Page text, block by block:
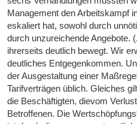
Management den Arbeitskampf
eskaliert hat, sowohl durch
durch unzureichende Angebote.
ihrerseits deutlich bewegt. Wir
deutliches Entgegenkommen.
der Ausgestaltung einer
Tarifverträgen üblich. Gleiches
die Beschäftigten, dievom
Betroffenen. Die